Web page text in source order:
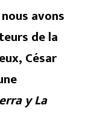
avons
de la
César
y La